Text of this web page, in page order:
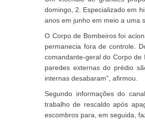
domingo, 2. Especializado em
anos em junho em meio a uma
O Corpo de Bombeiros foi
permanecia fora de controle.
comandante-geral do Corpo de
paredes externas do prédio
internas desabaram”, afirmou.
Segundo informações do
trabalho de rescaldo após
escombros para, em seguida,